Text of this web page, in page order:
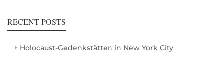
RECENT POSTS
Holocaust-Gedenkstätten in New York City